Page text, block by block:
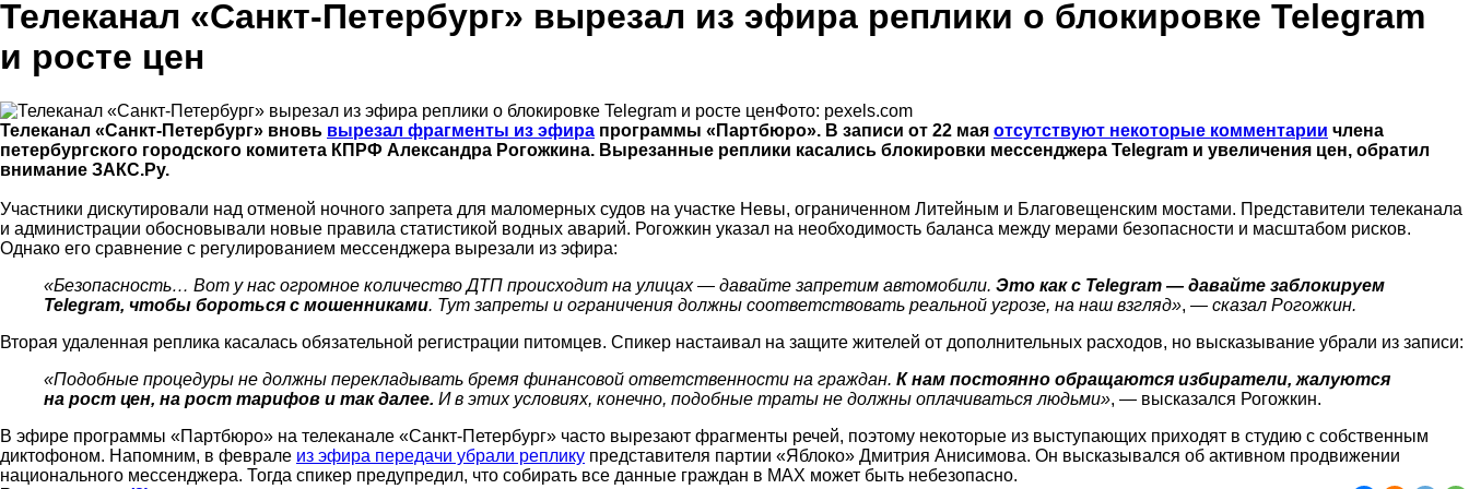
Телеканал «Санкт-Петербург» вырезал из эфира реплики о блокировке Telegram
и росте цен
Фото: pexels.com
Телеканал «Санкт-Петербург» вновь вырезал фрагменты из эфира программы «Партбюро». В записи от 22 мая отсутствуют некоторые комментарии члена
петербургского городского комитета КПРФ Александра Рогожкина. Вырезанные реплики касались блокировки мессенджера Telegram и увеличения цен, обратил
внимание ЗАКС.Ру.
Участники дискутировали над отменой ночного запрета для маломерных судов на участке Невы, ограниченном Литейным и Благовещенским мостами. Представители телеканала
и администрации обосновывали новые правила статистикой водных аварий. Рогожкин указал на необходимость баланса между мерами безопасности и масштабом рисков.
Однако его сравнение с регулированием мессенджера вырезали из эфира:
«Безопасность… Вот у нас огромное количество ДТП происходит на улицах — давайте запретим автомобили. Это как с Telegram — давайте заблокируем
Telegram, чтобы бороться с мошенниками. Тут запреты и ограничения должны соответствовать реальной угрозе, на наш взгляд», — сказал Рогожкин.
Вторая удаленная реплика касалась обязательной регистрации питомцев. Спикер настаивал на защите жителей от дополнительных расходов, но высказывание убрали из записи:
«Подобные процедуры не должны перекладывать бремя финансовой ответственности на граждан. К нам постоянно обращаются избиратели, жалуются
на рост цен, на рост тарифов и так далее. И в этих условиях, конечно, подобные траты не должны оплачиваться людьми», — высказался Рогожкин.
В эфире программы «Партбюро» на телеканале «Санкт-Петербург» часто вырезают фрагменты речей, поэтому некоторые из выступающих приходят в студию с собственным
диктофоном. Напомним, в феврале из эфира передачи убрали реплику представителя партии «Яблоко» Дмитрия Анисимова. Он высказывался об активном продвижении
национального мессенджера. Тогда спикер предупредил, что собирать все данные граждан в MAX может быть небезопасно.